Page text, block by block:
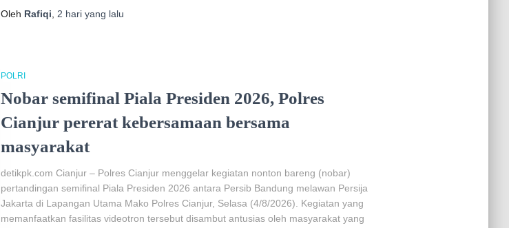
Oleh Rafiqi 2 hariyang lalu
POLRI
Nobar semifinal Piala Presiden 2026, Polres
Cianjur pererat kebersamaan bersama
masyarakat
detikpk.com Cianjur – Polres Cianjur menggelar kegiatan nonton bareng (nobar)
pertandingan semifinal Piala Presiden 2026 antara Persib Bandung melawan Persija
Jakarta di Lapangan Utama Mako Polres Cianjur, Selasa (4/8/2026). Kegiatan yang
memanfaatkan fasilitas videotron tersebut disambut antusias oleh masyarakat yang